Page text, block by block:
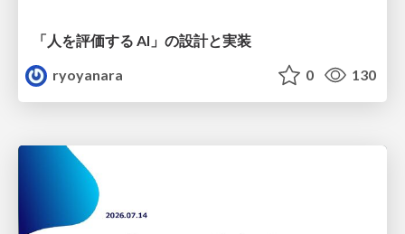
「人を評価する AI」の 設計と実装
ryoyanara
0 130